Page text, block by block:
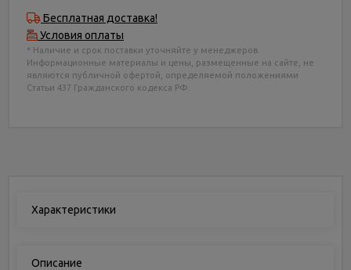
Бесплатная доставка!
Условия оплаты
* Наличие и срок поставки уточняйте у менеджеров.
Информационные материалы и цены, размещенные на сайте, не
являются публичной офертой, определяемой положениями
Статьи 437 Гражданского кодекса РФ.
Характеристики
Описание